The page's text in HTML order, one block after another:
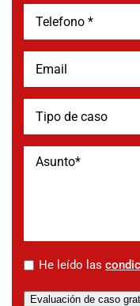
* He leído las
Evaluación de caso